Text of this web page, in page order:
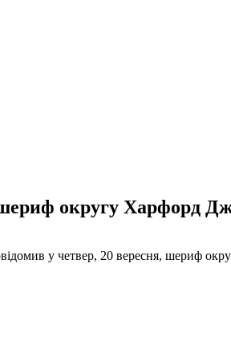
округу Харфорд
у четвер, 20 вересня, шериф